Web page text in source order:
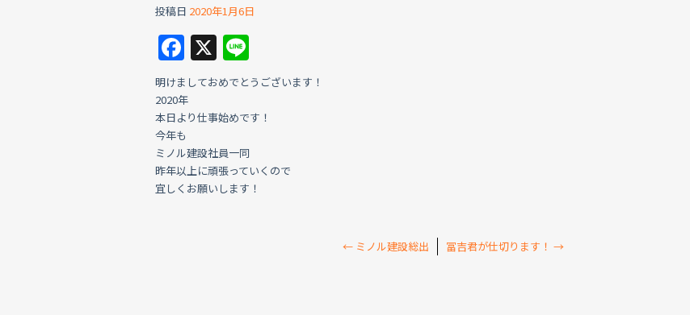
投稿日 2020年1月6日
F
a
c
e
b
o
o
X
n
e
明けましておめでとうございます！
2020年
本日より仕事始めです！
今年も
ミノル建設社員一同
昨年以上に頑張っていくので
宜しくお願いします！
← ミノル建設総出 冨吉君が仕切ります！ →